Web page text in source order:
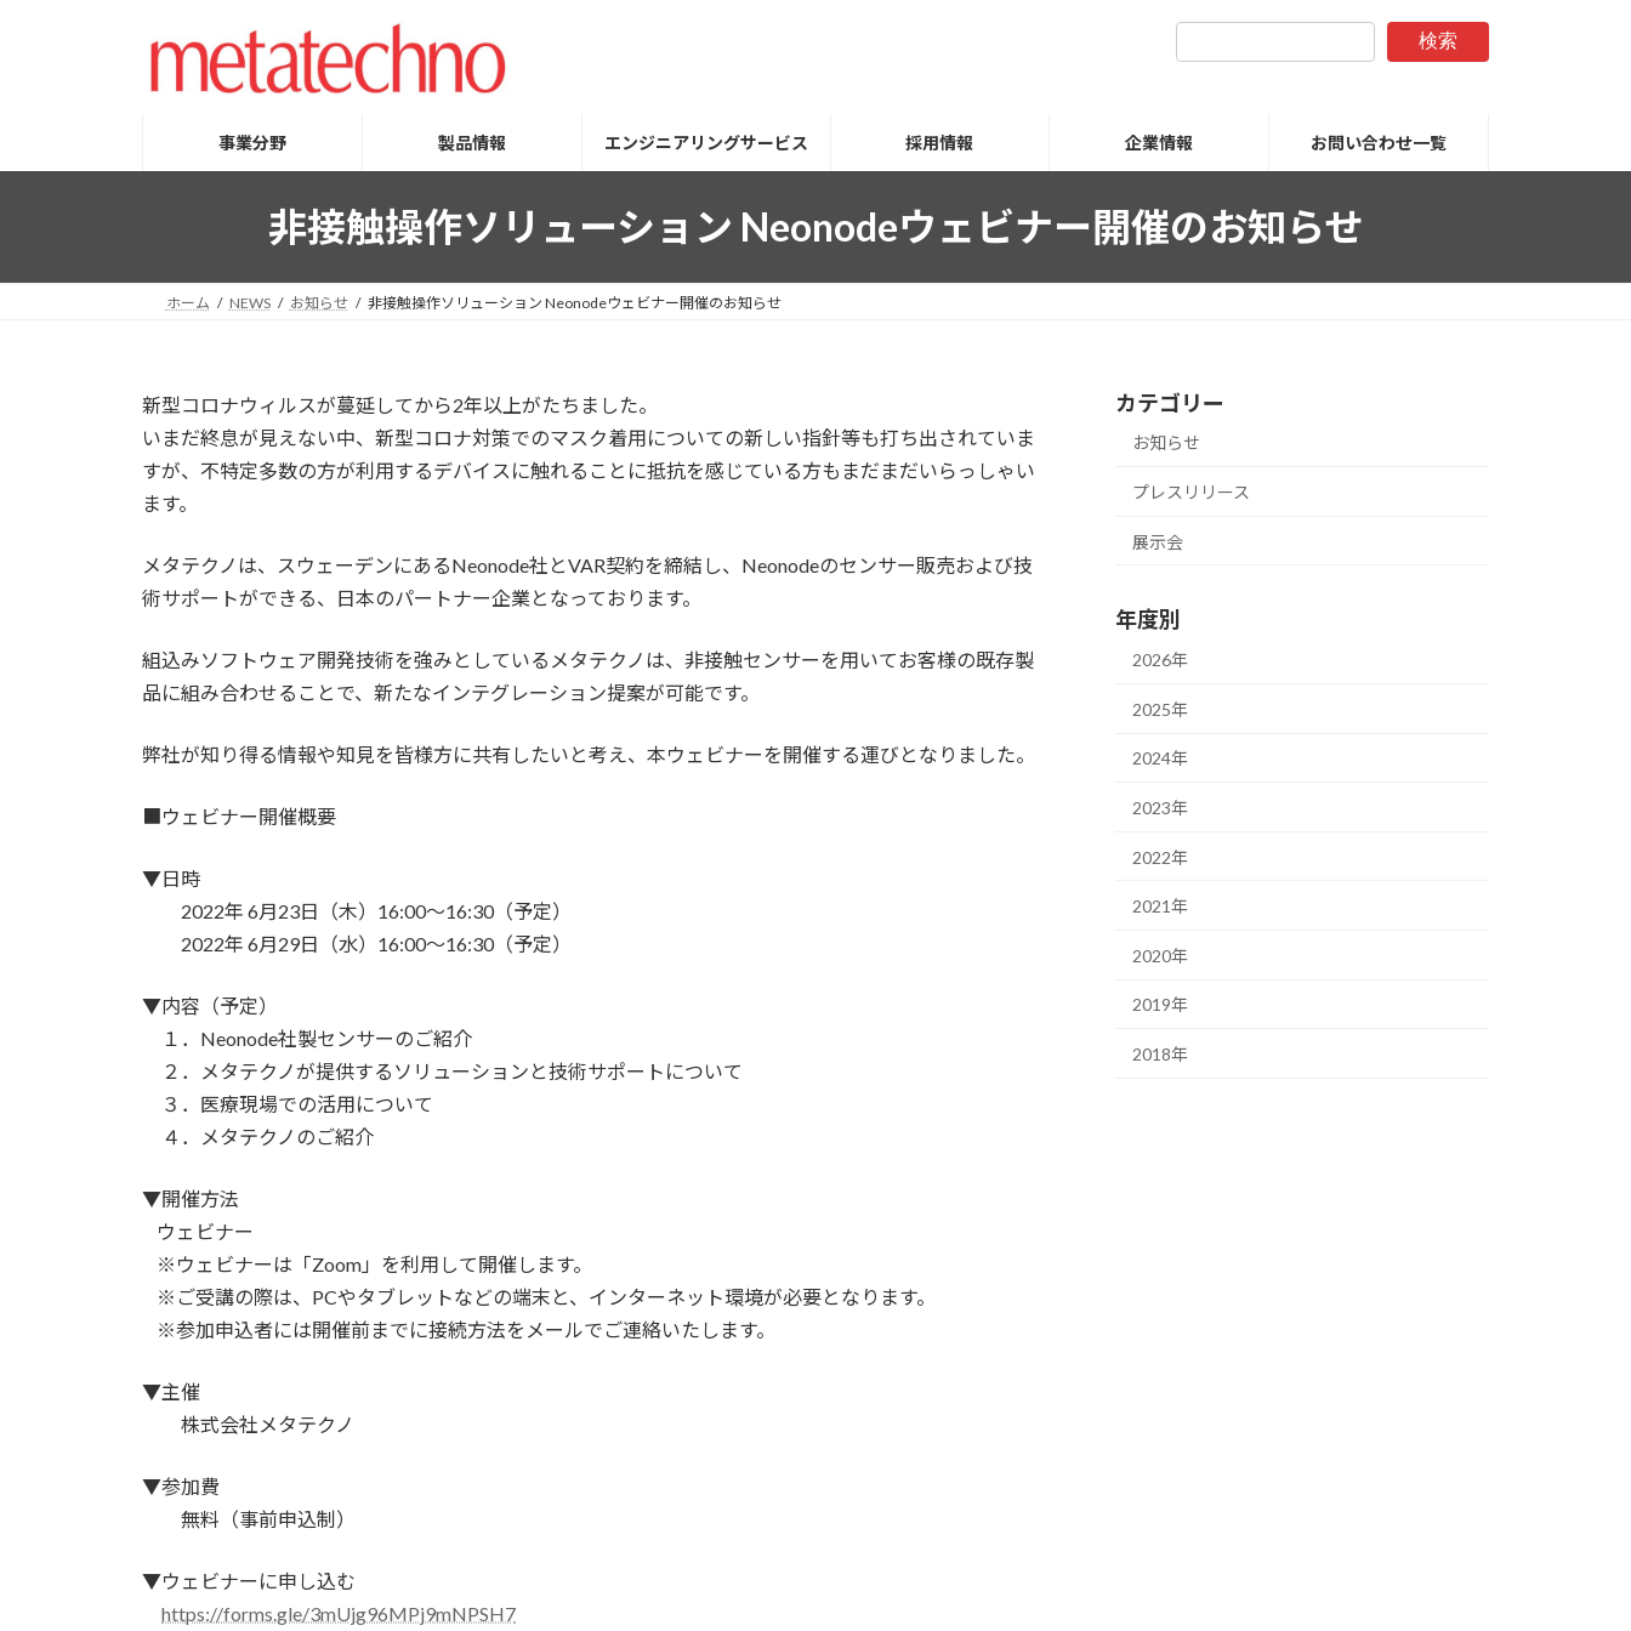
検索
事業分野 製品情報 エンジニアリングサービス 採用情報 企業情報 お問い合わせ一覧
非接触操作ソリューション Neonodeウェビナー開催のお知らせ
ホーム NEWS お知らせ 非接触操作ソリューション Neonodeウェビナー開催のお知らせ
新型コロナウィルスが蔓延してから2年以上がたちました。
いまだ終息が見えない中、新型コロナ対策でのマスク着用についての新しい指針等も打ち出されていま
すが、不特定多数の方が利用するデバイスに触れることに抵抗を感じている方もまだまだいらっしゃい
ます。
メタテクノは、スウェーデンにあるNeonode社とVAR契約を締結し、Neonodeのセンサー販売および技
術サポートができる、日本のパートナー企業となっております。
組込みソフトウェア開発技術を強みとしているメタテクノは、非接触センサーを用いてお客様の既存製
品に組み合わせることで、新たなインテグレーション提案が可能です。
弊社が知り得る情報や知見を皆様方に共有したいと考え、本ウェビナーを開催する運びとなりました。
■ウェビナー開催概要
▼日時
2022年 6月23日（木）16:00～16:30（予定）
2022年 6月29日（水）16:00～16:30（予定）
▼内容（予定）
１．Neonode社製センサーのご紹介
２．メタテクノが提供するソリューションと技術サポートについて
３．医療現場での活用について
４．メタテクノのご紹介
▼開催方法
ウェビナー
※ウェビナーは「Zoom」を利用して開催します。
※ご受講の際は、PCやタブレットなどの端末と、インターネット環境が必要となります。
※参加申込者には開催前までに接続方法をメールでご連絡いたします。
▼主催
株式会社メタテクノ
▼参加費
無料（事前申込制）
▼ウェビナーに申し込む
https://forms.gle/3mUjg96MPj9mNPSH7
カテゴリー
お知らせ
プレスリリース
展示会
年度別
2026年
2025年
2024年
2023年
2022年
2021年
2020年
2019年
2018年